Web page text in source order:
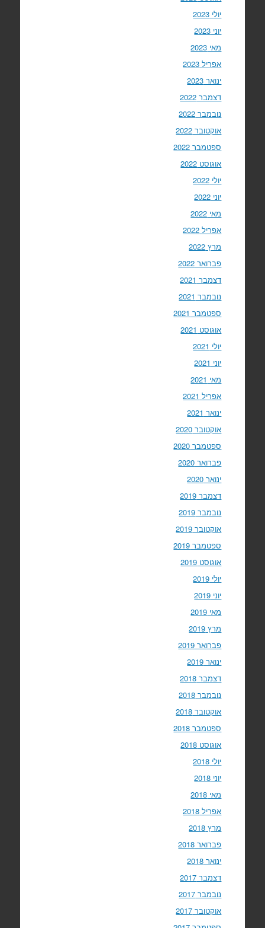
יולי 2023
יוני 2023
מאי 2023
אפריל 2023
ינואר 2023
דצמבר 2022
נובמבר 2022
אוקטובר 2022
ספטמבר 2022
אוגוסט 2022
יולי 2022
יוני 2022
מאי 2022
אפריל 2022
מרץ 2022
פברואר 2022
דצמבר 2021
נובמבר 2021
ספטמבר 2021
אוגוסט 2021
יולי 2021
יוני 2021
מאי 2021
אפריל 2021
ינואר 2021
אוקטובר 2020
ספטמבר 2020
פברואר 2020
ינואר 2020
דצמבר 2019
נובמבר 2019
אוקטובר 2019
ספטמבר 2019
אוגוסט 2019
יולי 2019
יוני 2019
מאי 2019
מרץ 2019
פברואר 2019
ינואר 2019
דצמבר 2018
נובמבר 2018
אוקטובר 2018
ספטמבר 2018
אוגוסט 2018
יולי 2018
יוני 2018
מאי 2018
אפריל 2018
מרץ 2018
פברואר 2018
ינואר 2018
דצמבר 2017
נובמבר 2017
אוקטובר 2017